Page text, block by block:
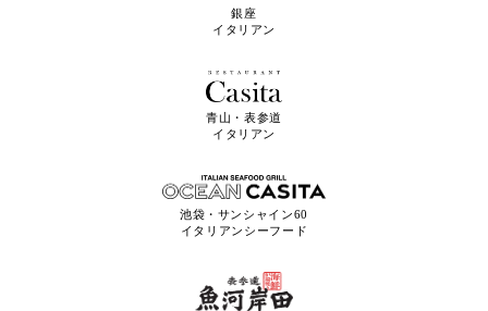
銀座
イタリアン
青山・表参道
イタリアン
池袋・サンシャイン60
イタリアンシーフード